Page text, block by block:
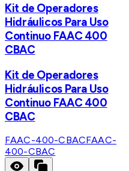
Kit de Operadores
Hidráulicos Para Uso
Continuo FAAC 400
CBAC
Kit de Operadores
Hidráulicos Para Uso
Continuo FAAC 400
CBAC
FAAC-400-CBACFAAC-
400-CBAC